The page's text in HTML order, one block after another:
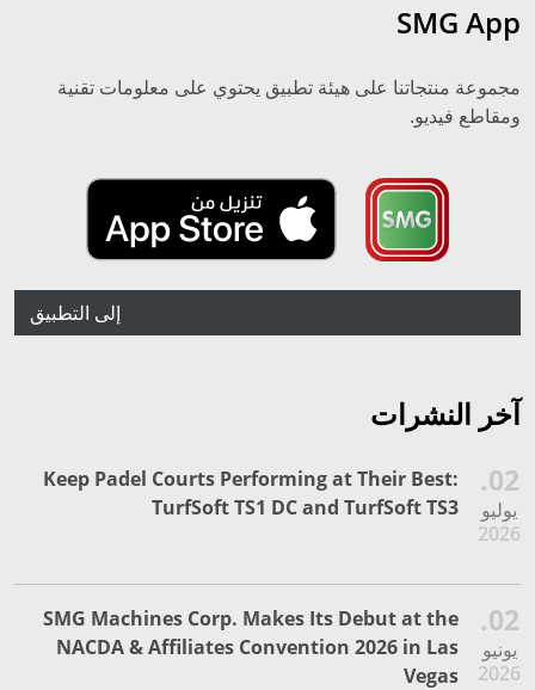
SMG App
مجموعة منتجاتنا على هيئة تطبيق يحتوي على معلومات تقنية
ومقاطع فيديو.
إلى التطبيق
آخر النشرات
02.
يوليو
2026
Keep Padel Courts Performing at Their Best:
TurfSoft TS1 DC and TurfSoft TS3
02.
يونيو
2026
SMG Machines Corp. Makes Its Debut at the
NACDA & Affiliates Convention 2026 in Las
Vegas